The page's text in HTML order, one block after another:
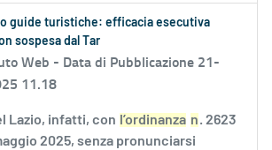
guide turistiche: efficacia esecutiva
sospesa dal Tar
Web - Data di Pubblicazione 21-
11.18
Lazio, infatti, con l’ordinanza n. 2623
2025, senza pronunciarsi